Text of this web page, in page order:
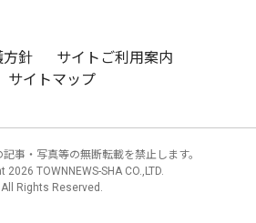
方針
サイトご利用案内
サイトマップ
事・写真等の無断転載を禁止します。
2026 TOWNNEWS-SHA CO.,LTD.
All Rights Reserved.